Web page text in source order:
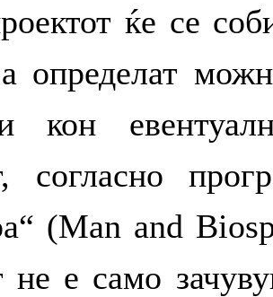
ќе се
определат
кон
согласно
(Мan and
не е само